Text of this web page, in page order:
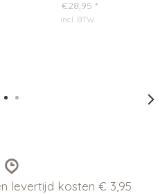
€28,95 *
incl. BTW
levertijd kosten € 3,95